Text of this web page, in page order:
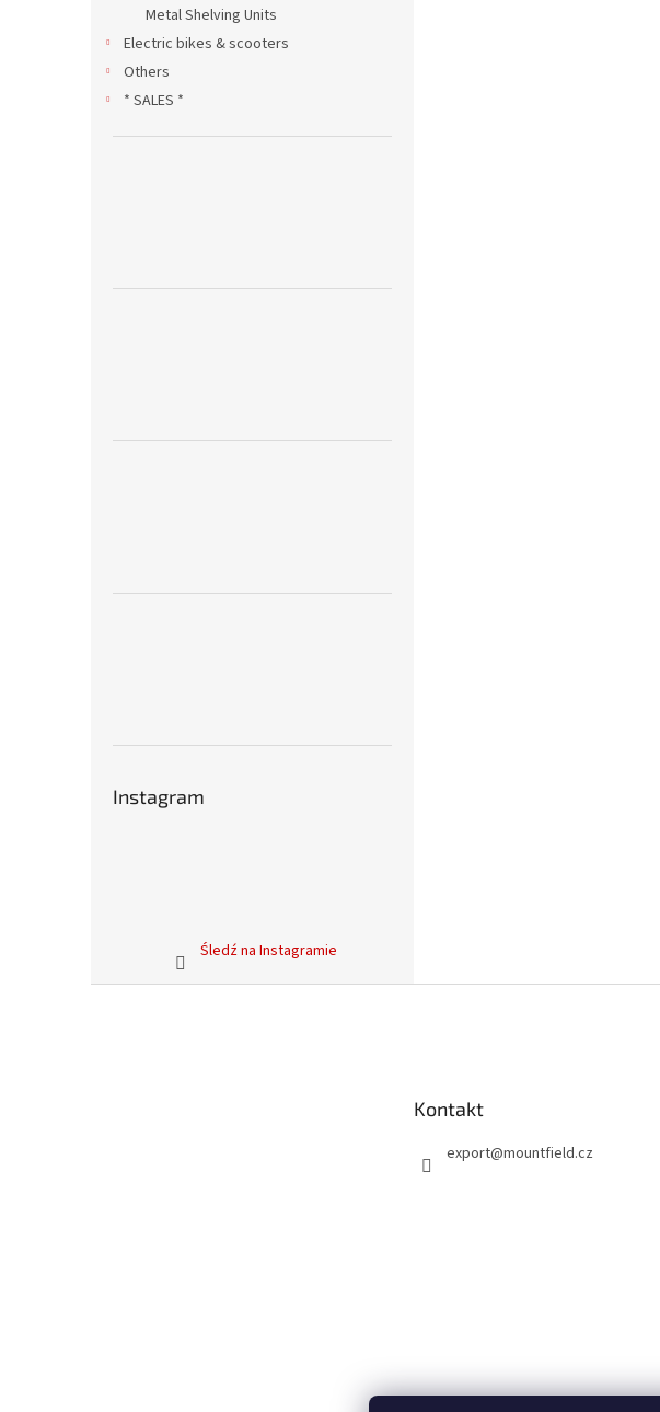
Metal Shelving Units
Electric bikes & scooters
Others
* SALES *
Instagram
Śledź na Instagramie
Kontakt
export@mountfield.cz